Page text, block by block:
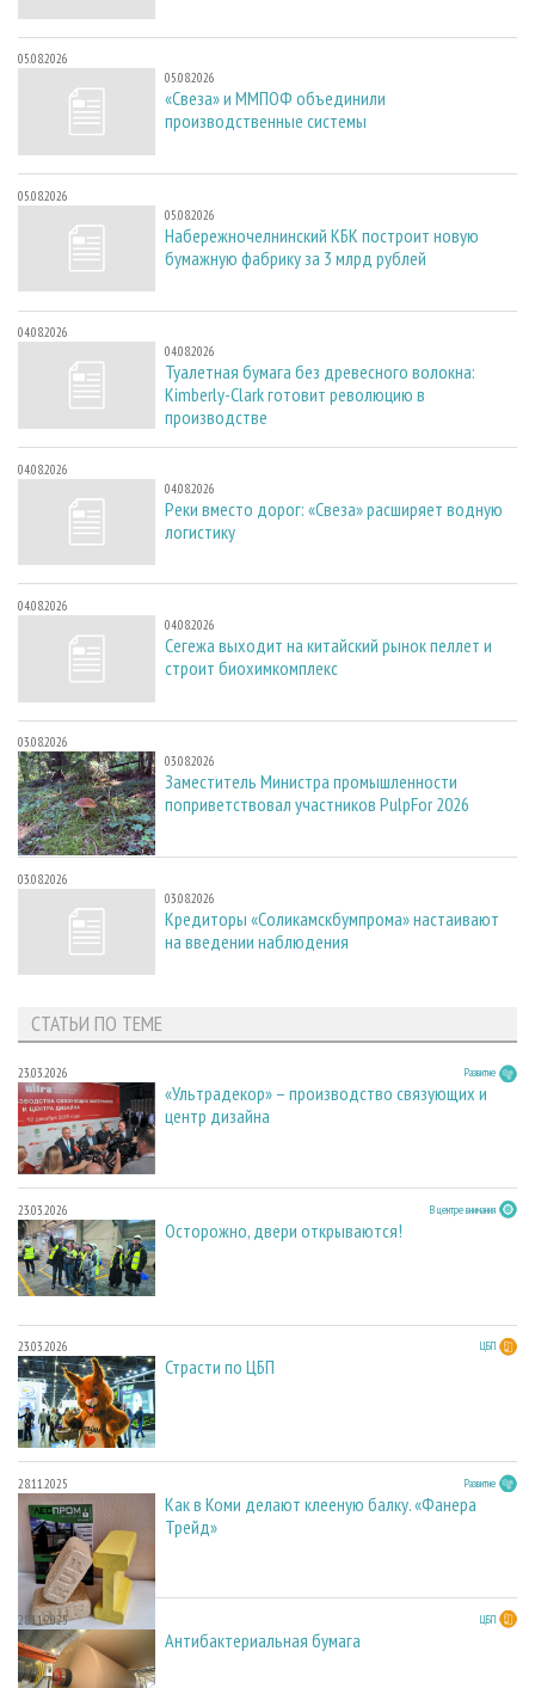
05.08.2026
05.08.2026
«Свеза» и ММПОФ объединили
производственные системы
05.08.2026
05.08.2026
Набережночелнинский КБК построит новую
бумажную фабрику за 3 млрд рублей
04.08.2026
04.08.2026
Туалетная бумага без древесного волокна:
Kimberly-Clark готовит революцию в
производстве
04.08.2026
04.08.2026
Реки вместо дорог: «Свеза» расширяет водную
логистику
04.08.2026
04.08.2026
Сегежа выходит на китайский рынок пеллет и
строит биохимкомплекс
03.08.2026
03.08.2026
Заместитель Министра промышленности
поприветствовал участников PulpFor 2026
03.08.2026
03.08.2026
Кредиторы «Соликамскбумпрома» настаивают
на введении наблюдения
СТАТЬИ ПО ТЕМЕ
23.03.2026 Развитие
«Ультрадекор» – производство связующих и
центр дизайна
23.03.2026 В центре внимания
Осторожно, двери открываются!
23.03.2026 ЦБП
Страсти по ЦБП
28.11.2025 Развитие
Как в Коми делают клееную балку. «Фанера
Трейд»
28.11.2025 ЦБП
Антибактериальная бумага